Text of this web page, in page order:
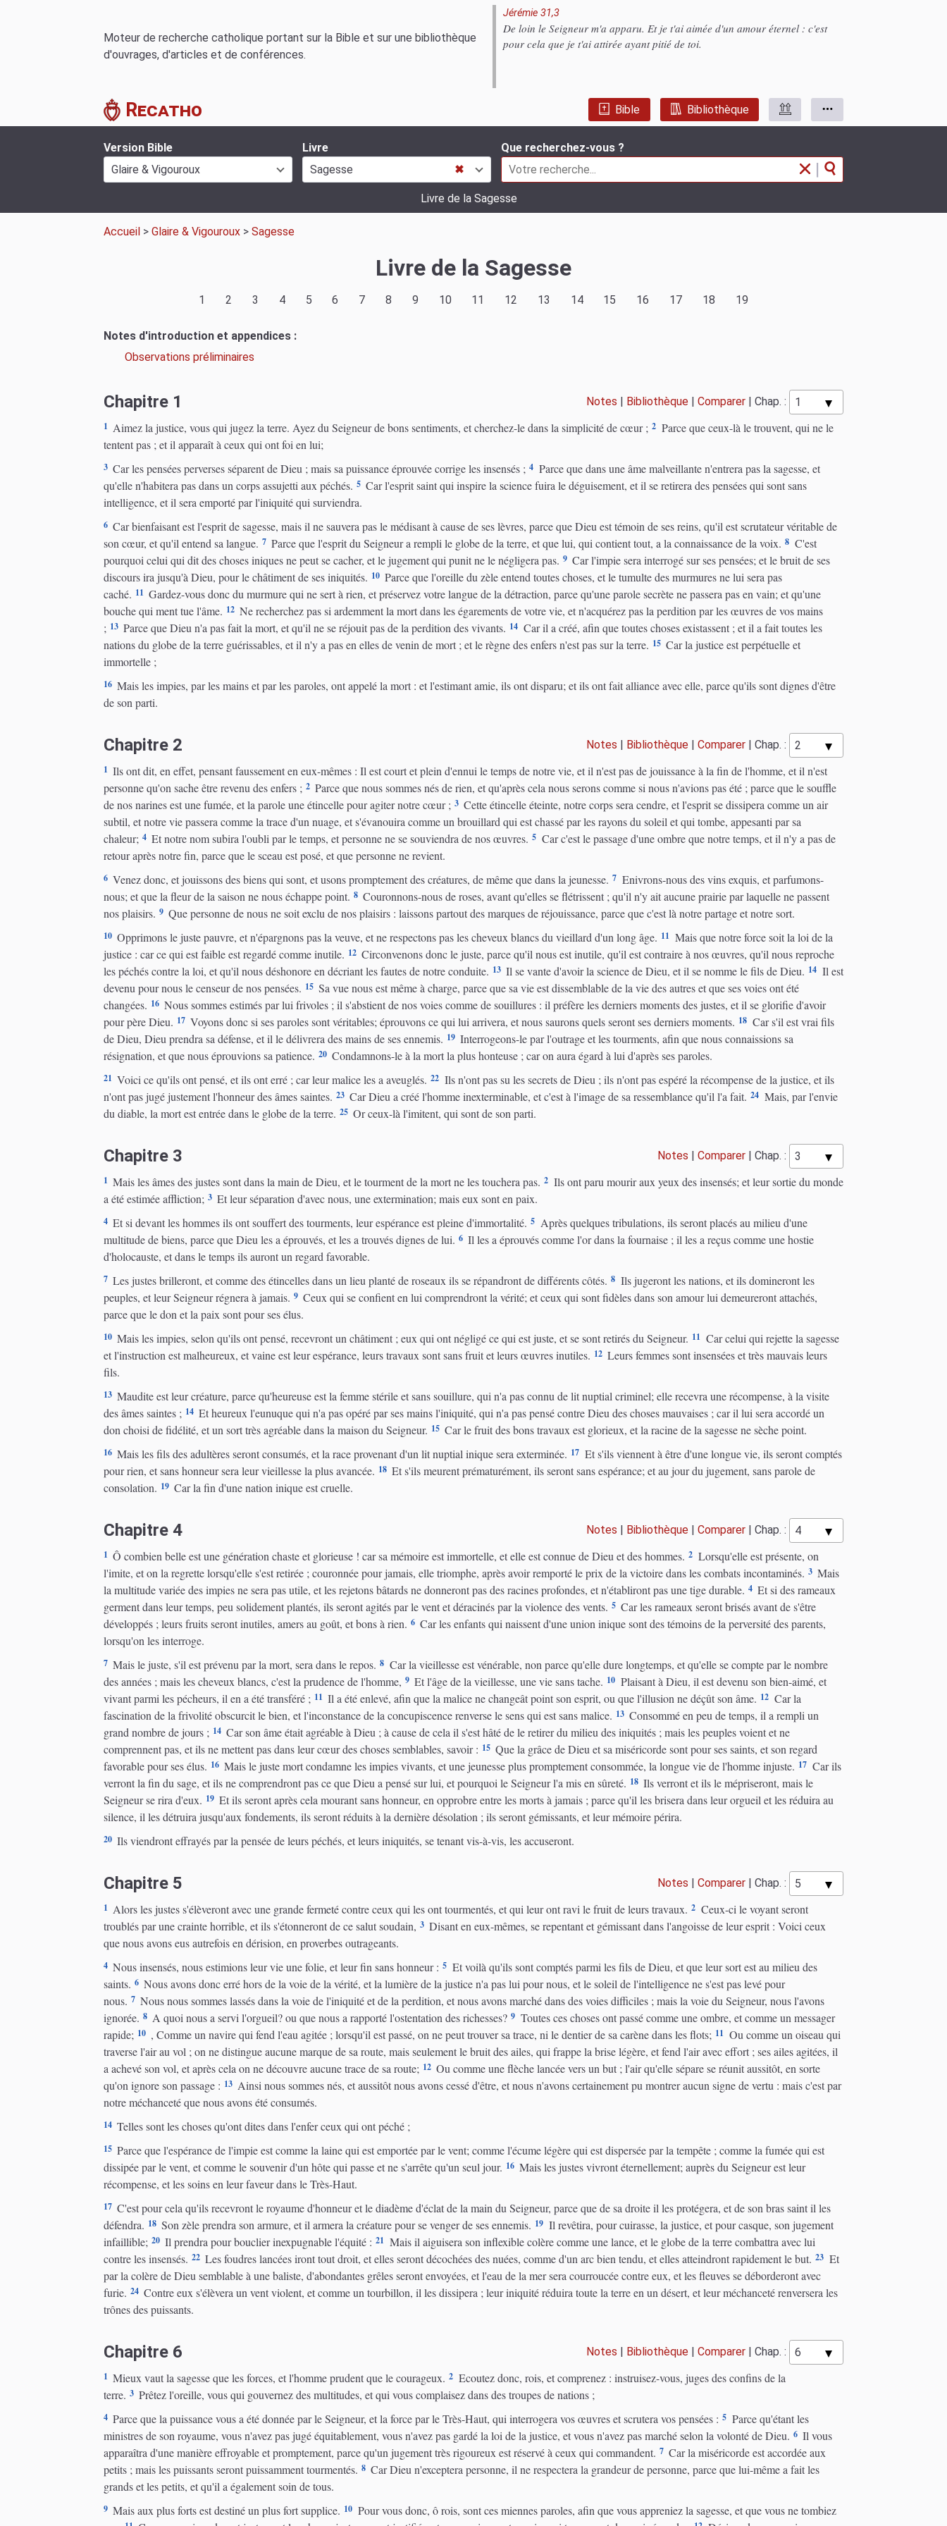
Moteur de recherche catholique portant sur la Bible et sur une bibliothèque
d'ouvrages, d'articles et de conférences.
Jérémie 31,3
De loin le Seigneur m'a apparu. Et je t'ai aimée d'un amour éternel : c'est
pour cela que je t'ai attirée ayant pitié de toi.
Recatho Bible Bibliothèque
Version Bible
Glaire & Vigouroux
Livre
Sagesse
✖
Que recherchez-vous ?
|
Livre de la Sagesse
Accueil > Glaire & Vigouroux > Sagesse
Livre de la Sagesse
1 2 3 4 5 6 7 8 9 10 11 12 13 14 15 16 17 18 19
Notes d'introduction et appendices :
Observations préliminaires
Chapitre 1 Notes Bibliothèque Comparer Chap. :
1 Aimez la justice, vous qui jugez la terre. Ayez du Seigneur de bons sentiments, et cherchez-le dans la simplicité de cœur ; 2 Parce que ceux-là le trouvent, qui ne le
tentent pas ; et il apparaît à ceux qui ont foi en lui;
3 Car les pensées perverses séparent de Dieu ; mais sa puissance éprouvée corrige les insensés ; 4 Parce que dans une âme malveillante n'entrera pas la sagesse, et
qu'elle n'habitera pas dans un corps assujetti aux péchés. 5 Car l'esprit saint qui inspire la science fuira le déguisement, et il se retirera des pensées qui sont sans
intelligence, et il sera emporté par l'iniquité qui surviendra.
6 Car bienfaisant est l'esprit de sagesse, mais il ne sauvera pas le médisant à cause de ses lèvres, parce que Dieu est témoin de ses reins, qu'il est scrutateur véritable de
son cœur, et qu'il entend sa langue. 7 Parce que l'esprit du Seigneur a rempli le globe de la terre, et que lui, qui contient tout, a la connaissance de la voix. 8 C'est
pourquoi celui qui dit des choses iniques ne peut se cacher, et le jugement qui punit ne le négligera pas. 9 Car l'impie sera interrogé sur ses pensées; et le bruit de ses
discours ira jusqu'à Dieu, pour le châtiment de ses iniquités. 10 Parce que l'oreille du zèle entend toutes choses, et le tumulte des murmures ne lui sera pas
caché. 11 Gardez-vous donc du murmure qui ne sert à rien, et préservez votre langue de la détraction, parce qu'une parole secrète ne passera pas en vain; et qu'une
bouche qui ment tue l'âme. 12 Ne recherchez pas si ardemment la mort dans les égarements de votre vie, et n'acquérez pas la perdition par les œuvres de vos mains
; 13 Parce que Dieu n'a pas fait la mort, et qu'il ne se réjouit pas de la perdition des vivants. 14 Car il a créé, afin que toutes choses existassent ; et il a fait toutes les
nations du globe de la terre guérissables, et il n'y a pas en elles de venin de mort ; et le règne des enfers n'est pas sur la terre. 15 Car la justice est perpétuelle et
immortelle ;
16 Mais les impies, par les mains et par les paroles, ont appelé la mort : et l'estimant amie, ils ont disparu; et ils ont fait alliance avec elle, parce qu'ils sont dignes d'être
de son parti.
Chapitre 2 Notes Bibliothèque Comparer Chap. :
1 Ils ont dit, en effet, pensant faussement en eux-mêmes : Il est court et plein d'ennui le temps de notre vie, et il n'est pas de jouissance à la fin de l'homme, et il n'est
personne qu'on sache être revenu des enfers ; 2 Parce que nous sommes nés de rien, et qu'après cela nous serons comme si nous n'avions pas été ; parce que le souffle
de nos narines est une fumée, et la parole une étincelle pour agiter notre cœur ; 3 Cette étincelle éteinte, notre corps sera cendre, et l'esprit se dissipera comme un air
subtil, et notre vie passera comme la trace d'un nuage, et s'évanouira comme un brouillard qui est chassé par les rayons du soleil et qui tombe, appesanti par sa
chaleur; 4 Et notre nom subira l'oubli par le temps, et personne ne se souviendra de nos œuvres. 5 Car c'est le passage d'une ombre que notre temps, et il n'y a pas de
retour après notre fin, parce que le sceau est posé, et que personne ne revient.
6 Venez donc, et jouissons des biens qui sont, et usons promptement des créatures, de même que dans la jeunesse. 7 Enivrons-nous des vins exquis, et parfumons-
nous; et que la fleur de la saison ne nous échappe point. 8 Couronnons-nous de roses, avant qu'elles se flétrissent ; qu'il n'y ait aucune prairie par laquelle ne passent
nos plaisirs. 9 Que personne de nous ne soit exclu de nos plaisirs : laissons partout des marques de réjouissance, parce que c'est là notre partage et notre sort.
10 Opprimons le juste pauvre, et n'épargnons pas la veuve, et ne respectons pas les cheveux blancs du vieillard d'un long âge. 11 Mais que notre force soit la loi de la
justice : car ce qui est faible est regardé comme inutile. 12 Circonvenons donc le juste, parce qu'il nous est inutile, qu'il est contraire à nos œuvres, qu'il nous reproche
les péchés contre la loi, et qu'il nous déshonore en décriant les fautes de notre conduite. 13 Il se vante d'avoir la science de Dieu, et il se nomme le fils de Dieu. 14 Il est
devenu pour nous le censeur de nos pensées. 15 Sa vue nous est même à charge, parce que sa vie est dissemblable de la vie des autres et que ses voies ont été
changées. 16 Nous sommes estimés par lui frivoles ; il s'abstient de nos voies comme de souillures : il préfère les derniers moments des justes, et il se glorifie d'avoir
pour père Dieu. 17 Voyons donc si ses paroles sont véritables; éprouvons ce qui lui arrivera, et nous saurons quels seront ses derniers moments. 18 Car s'il est vrai fils
de Dieu, Dieu prendra sa défense, et il le délivrera des mains de ses ennemis. 19 Interrogeons-le par l'outrage et les tourments, afin que nous connaissions sa
résignation, et que nous éprouvions sa patience. 20 Condamnons-le à la mort la plus honteuse ; car on aura égard à lui d'après ses paroles.
21 Voici ce qu'ils ont pensé, et ils ont erré ; car leur malice les a aveuglés. 22 Ils n'ont pas su les secrets de Dieu ; ils n'ont pas espéré la récompense de la justice, et ils
n'ont pas jugé justement l'honneur des âmes saintes. 23 Car Dieu a créé l'homme inexterminable, et c'est à l'image de sa ressemblance qu'il l'a fait. 24 Mais, par l'envie
du diable, la mort est entrée dans le globe de la terre. 25 Or ceux-là l'imitent, qui sont de son parti.
Chapitre 3 Notes Comparer Chap. :
1 Mais les âmes des justes sont dans la main de Dieu, et le tourment de la mort ne les touchera pas. 2 Ils ont paru mourir aux yeux des insensés; et leur sortie du monde
a été estimée affliction; 3 Et leur séparation d'avec nous, une extermination; mais eux sont en paix.
4 Et si devant les hommes ils ont souffert des tourments, leur espérance est pleine d'immortalité. 5 Après quelques tribulations, ils seront placés au milieu d'une
multitude de biens, parce que Dieu les a éprouvés, et les a trouvés dignes de lui. 6 Il les a éprouvés comme l'or dans la fournaise ; il les a reçus comme une hostie
d'holocauste, et dans le temps ils auront un regard favorable.
7 Les justes brilleront, et comme des étincelles dans un lieu planté de roseaux ils se répandront de différents côtés. 8 Ils jugeront les nations, et ils domineront les
peuples, et leur Seigneur régnera à jamais. 9 Ceux qui se confient en lui comprendront la vérité; et ceux qui sont fidèles dans son amour lui demeureront attachés,
parce que le don et la paix sont pour ses élus.
10 Mais les impies, selon qu'ils ont pensé, recevront un châtiment ; eux qui ont négligé ce qui est juste, et se sont retirés du Seigneur. 11 Car celui qui rejette la sagesse
et l'instruction est malheureux, et vaine est leur espérance, leurs travaux sont sans fruit et leurs œuvres inutiles. 12 Leurs femmes sont insensées et très mauvais leurs
fils.
13 Maudite est leur créature, parce qu'heureuse est la femme stérile et sans souillure, qui n'a pas connu de lit nuptial criminel; elle recevra une récompense, à la visite
des âmes saintes ; 14 Et heureux l'eunuque qui n'a pas opéré par ses mains l'iniquité, qui n'a pas pensé contre Dieu des choses mauvaises ; car il lui sera accordé un
don choisi de fidélité, et un sort très agréable dans la maison du Seigneur. 15 Car le fruit des bons travaux est glorieux, et la racine de la sagesse ne sèche point.
16 Mais les fils des adultères seront consumés, et la race provenant d'un lit nuptial inique sera exterminée. 17 Et s'ils viennent à être d'une longue vie, ils seront comptés
pour rien, et sans honneur sera leur vieillesse la plus avancée. 18 Et s'ils meurent prématurément, ils seront sans espérance; et au jour du jugement, sans parole de
consolation. 19 Car la fin d'une nation inique est cruelle.
Chapitre 4 Notes Bibliothèque Comparer Chap. :
1 Ô combien belle est une génération chaste et glorieuse ! car sa mémoire est immortelle, et elle est connue de Dieu et des hommes. 2 Lorsqu'elle est présente, on
l'imite, et on la regrette lorsqu'elle s'est retirée ; couronnée pour jamais, elle triomphe, après avoir remporté le prix de la victoire dans les combats incontaminés. 3 Mais
la multitude variée des impies ne sera pas utile, et les rejetons bâtards ne donneront pas des racines profondes, et n'établiront pas une tige durable. 4 Et si des rameaux
germent dans leur temps, peu solidement plantés, ils seront agités par le vent et déracinés par la violence des vents. 5 Car les rameaux seront brisés avant de s'être
développés ; leurs fruits seront inutiles, amers au goût, et bons à rien. 6 Car les enfants qui naissent d'une union inique sont des témoins de la perversité des parents,
lorsqu'on les interroge.
7 Mais le juste, s'il est prévenu par la mort, sera dans le repos. 8 Car la vieillesse est vénérable, non parce qu'elle dure longtemps, et qu'elle se compte par le nombre
des années ; mais les cheveux blancs, c'est la prudence de l'homme, 9 Et l'âge de la vieillesse, une vie sans tache. 10 Plaisant à Dieu, il est devenu son bien-aimé, et
vivant parmi les pécheurs, il en a été transféré ; 11 Il a été enlevé, afin que la malice ne changeât point son esprit, ou que l'illusion ne déçût son âme. 12 Car la
fascination de la frivolité obscurcit le bien, et l'inconstance de la concupiscence renverse le sens qui est sans malice. 13 Consommé en peu de temps, il a rempli un
grand nombre de jours ; 14 Car son âme était agréable à Dieu ; à cause de cela il s'est hâté de le retirer du milieu des iniquités ; mais les peuples voient et ne
comprennent pas, et ils ne mettent pas dans leur cœur des choses semblables, savoir : 15 Que la grâce de Dieu et sa miséricorde sont pour ses saints, et son regard
favorable pour ses élus. 16 Mais le juste mort condamne les impies vivants, et une jeunesse plus promptement consommée, la longue vie de l'homme injuste. 17 Car ils
verront la fin du sage, et ils ne comprendront pas ce que Dieu a pensé sur lui, et pourquoi le Seigneur l'a mis en sûreté. 18 Ils verront et ils le mépriseront, mais le
Seigneur se rira d'eux. 19 Et ils seront après cela mourant sans honneur, en opprobre entre les morts à jamais ; parce qu'il les brisera dans leur orgueil et les réduira au
silence, il les détruira jusqu'aux fondements, ils seront réduits à la dernière désolation ; ils seront gémissants, et leur mémoire périra.
20 Ils viendront effrayés par la pensée de leurs péchés, et leurs iniquités, se tenant vis-à-vis, les accuseront.
Chapitre 5 Notes Comparer Chap. :
1 Alors les justes s'élèveront avec une grande fermeté contre ceux qui les ont tourmentés, et qui leur ont ravi le fruit de leurs travaux. 2 Ceux-ci le voyant seront
troublés par une crainte horrible, et ils s'étonneront de ce salut soudain, 3 Disant en eux-mêmes, se repentant et gémissant dans l'angoisse de leur esprit : Voici ceux
que nous avons eus autrefois en dérision, en proverbes outrageants.
4 Nous insensés, nous estimions leur vie une folie, et leur fin sans honneur : 5 Et voilà qu'ils sont comptés parmi les fils de Dieu, et que leur sort est au milieu des
saints. 6 Nous avons donc erré hors de la voie de la vérité, et la lumière de la justice n'a pas lui pour nous, et le soleil de l'intelligence ne s'est pas levé pour
nous. 7 Nous nous sommes lassés dans la voie de l'iniquité et de la perdition, et nous avons marché dans des voies difficiles ; mais la voie du Seigneur, nous l'avons
ignorée. 8 A quoi nous a servi l'orgueil? ou que nous a rapporté l'ostentation des richesses? 9 Toutes ces choses ont passé comme une ombre, et comme un messager
rapide; 10 , Comme un navire qui fend l'eau agitée ; lorsqu'il est passé, on ne peut trouver sa trace, ni le dentier de sa carène dans les flots; 11 Ou comme un oiseau qui
traverse l'air au vol ; on ne distingue aucune marque de sa route, mais seulement le bruit des ailes, qui frappe la brise légère, et fend l'air avec effort ; ses ailes agitées, il
a achevé son vol, et après cela on ne découvre aucune trace de sa route; 12 Ou comme une flèche lancée vers un but ; l'air qu'elle sépare se réunit aussitôt, en sorte
qu'on ignore son passage : 13 Ainsi nous sommes nés, et aussitôt nous avons cessé d'être, et nous n'avons certainement pu montrer aucun signe de vertu : mais c'est par
notre méchanceté que nous avons été consumés.
14 Telles sont les choses qu'ont dites dans l'enfer ceux qui ont péché ;
15 Parce que l'espérance de l'impie est comme la laine qui est emportée par le vent; comme l'écume légère qui est dispersée par la tempête ; comme la fumée qui est
dissipée par le vent, et comme le souvenir d'un hôte qui passe et ne s'arrête qu'un seul jour. 16 Mais les justes vivront éternellement; auprès du Seigneur est leur
récompense, et les soins en leur faveur dans le Très-Haut.
17 C'est pour cela qu'ils recevront le royaume d'honneur et le diadème d'éclat de la main du Seigneur, parce que de sa droite il les protégera, et de son bras saint il les
défendra. 18 Son zèle prendra son armure, et il armera la créature pour se venger de ses ennemis. 19 Il revêtira, pour cuirasse, la justice, et pour casque, son jugement
infaillible; 20 Il prendra pour bouclier inexpugnable l'équité : 21 Mais il aiguisera son inflexible colère comme une lance, et le globe de la terre combattra avec lui
contre les insensés. 22 Les foudres lancées iront tout droit, et elles seront décochées des nuées, comme d'un arc bien tendu, et elles atteindront rapidement le but. 23 Et
par la colère de Dieu semblable à une baliste, d'abondantes grêles seront envoyées, et l'eau de la mer sera courroucée contre eux, et les fleuves se déborderont avec
furie. 24 Contre eux s'élèvera un vent violent, et comme un tourbillon, il les dissipera ; leur iniquité réduira toute la terre en un désert, et leur méchanceté renversera les
trônes des puissants.
Chapitre 6 Notes Bibliothèque Comparer Chap. :
1 Mieux vaut la sagesse que les forces, et l'homme prudent que le courageux. 2 Ecoutez donc, rois, et comprenez : instruisez-vous, juges des confins de la
terre. 3 Prêtez l'oreille, vous qui gouvernez des multitudes, et qui vous complaisez dans des troupes de nations ;
4 Parce que la puissance vous a été donnée par le Seigneur, et la force par le Très-Haut, qui interrogera vos œuvres et scrutera vos pensées : 5 Parce qu'étant les
ministres de son royaume, vous n'avez pas jugé équitablement, vous n'avez pas gardé la loi de la justice, et vous n'avez pas marché selon la volonté de Dieu. 6 Il vous
apparaîtra d'une manière effroyable et promptement, parce qu'un jugement très rigoureux est réservé à ceux qui commandent. 7 Car la miséricorde est accordée aux
petits ; mais les puissants seront puissamment tourmentés. 8 Car Dieu n'exceptera personne, il ne respectera la grandeur de personne, parce que lui-même a fait les
grands et les petits, et qu'il a également soin de tous.
9 Mais aux plus forts est destiné un plus fort supplice. 10 Pour vous donc, ô rois, sont ces miennes paroles, afin que vous appreniez la sagesse, et que vous ne tombiez